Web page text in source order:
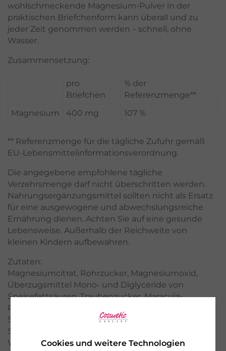
Cookies und weitere Technologien
wohlschmeckende Magnesium-Pulver in der
praktischen Briefchenform kann überall und zu
jeder Zeit genommen werden – schnell, ohne
Wasser.
Zusammensetzung:
pro
Briefchen
% der
Referenzmenge**
Magnesium
400 mg 107 %
** Referenzmenge für die tägliche Zufuhr gemäß
EU-Lebensmittelinformationsverordnung.
Die angegebene empfohlene tägliche
Verzehrsmenge darf nicht überschritten werden.
Nahrungsergänzungsmittel sollten nicht als Ersatz
für eine ausgewogene und abwechslungsreiche
Ernährung dienen. Achten Sie auf eine gesunde
Lebensweise. Außerhalb der Reichweite von
kleinen Kindern aufbewahren.
Zutaten:
Magnesiumcitrat, Rohrzucker, Magnesiumoxid,
Überzugsmittel Mono- und Diglyceride von
Speisefettsäuren, Traubenzucker, Maracuja-
Pulver, Trennmittel Magnesiumsalze der
Speisefettsäuren, Feuchthaltemittel Glycerin und
Sorbit, natürliches Aroma, Säuerungsmittel
Weinsäure (L+).